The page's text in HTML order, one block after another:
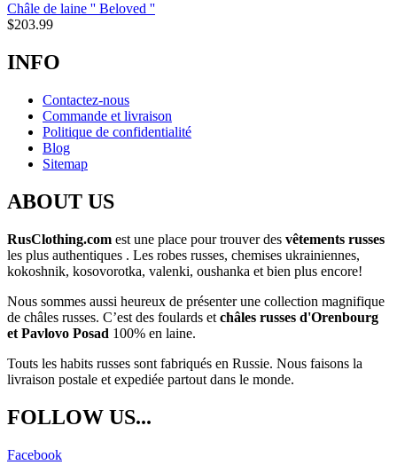
Châle de laine '' Beloved ''
$203.99
INFO
Contactez-nous
Commande et livraison
Politique de confidentialité
Blog
Sitemap
ABOUT US
RusClothing.com est une place pour trouver des vêtements russes
les plus authentiques . Les robes russes, chemises ukrainiennes,
kokoshnik, kosovorotka, valenki, oushanka et bien plus encore!
Nous sommes aussi heureux de présenter une collection magnifique
de châles russes. C’est des foulards et châles russes d'Orenbourg
et Pavlovo Posad 100% en laine.
Touts les habits russes sont fabriqués en Russie. Nous faisons la
livraison postale et expediée partout dans le monde.
FOLLOW US...
Facebook